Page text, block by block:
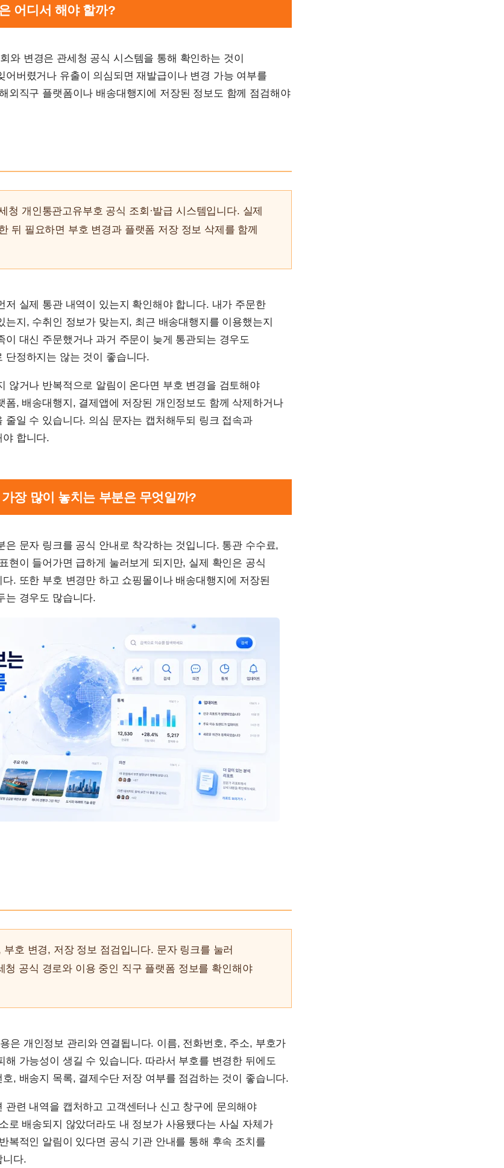
어디서 해야 할까?
와 변경은 관세청 공식 시스템을 통해 확인하는 것이
어버렸거나 유출이 의심되면 재발급이나 변경 가능 여부를
외직구 플랫폼이나 배송대행지에 저장된 정보도 함께 점검해야
청 개인통관고유부호 공식 조회·발급 시스템입니다. 실제
뒤 필요하면 부호 변경과 플랫폼 저장 정보 삭제를 함께
저 실제 통관 내역이 있는지 확인해야 합니다. 내가 주문한
는지, 수취인 정보가 맞는지, 최근 배송대행지를 이용했는지
이 대신 주문했거나 과거 주문이 늦게 통관되는 경우도
단정하지는 않는 것이 좋습니다.
않거나 반복적으로 알림이 온다면 부호 변경을 검토해야
폼, 배송대행지, 결제앱에 저장된 개인정보도 함께 삭제하거나
줄일 수 있습니다. 의심 문자는 캡처해두되 링크 접속과
야 합니다.
장 많이 놓치는 부분은 무엇일까?
은 문자 링크를 공식 안내로 착각하는 것입니다. 통관 수수료,
현이 들어가면 급하게 눌러보게 되지만, 실제 확인은 공식
. 또한 부호 변경만 하고 쇼핑몰이나 배송대행지에 저장된
는 경우도 많습니다.
부호 변경, 저장 정보 점검입니다. 문자 링크를 눌러
청 공식 경로와 이용 중인 직구 플랫폼 정보를 확인해야
은 개인정보 관리와 연결됩니다. 이름, 전화번호, 주소, 부호가
해 가능성이 생길 수 있습니다. 따라서 부호를 변경한 뒤에도
, 배송지 목록, 결제수단 저장 여부를 점검하는 것이 좋습니다.
관련 내역을 캡처하고 고객센터나 신고 창구에 문의해야
로 배송되지 않았더라도 내 정보가 사용됐다는 사실 자체가
복적인 알림이 있다면 공식 기관 안내를 통해 후속 조치를
니다.